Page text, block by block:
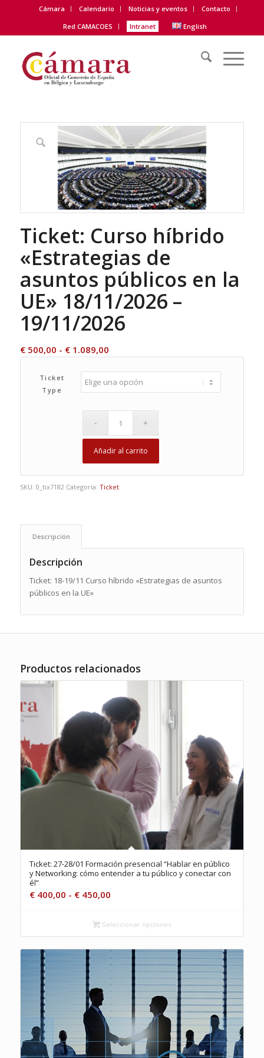
Cámara Calendario Noticias y eventos
Contacto
Red CAMACOES
Intranet English
Ticket: Curso híbrido
«Estrategias de
asuntos públicos en la
UE» 18/11/2026 –
19/11/2026
€500,00 - €1.089,00Rango
precios:
desde
hasta
€ 1.089,00
Ticket
Type
Añadir al carrito
SKU: 0_tix7182 Categoría: Ticket
Descripción
Descripción
Ticket: 18-19/11 Curso híbrido «Estrategias de asuntos
públicos en la UE»
Productos relacionados
Ticket: 27-28/01 Formación presencial “Hablar en público
y Networking: cómo entender a tu público y conectar con
él”
€400,00 - €450,00Rango
precios:
desde
€ 400,00
hasta
€ 450,00
Seleccionar opciones